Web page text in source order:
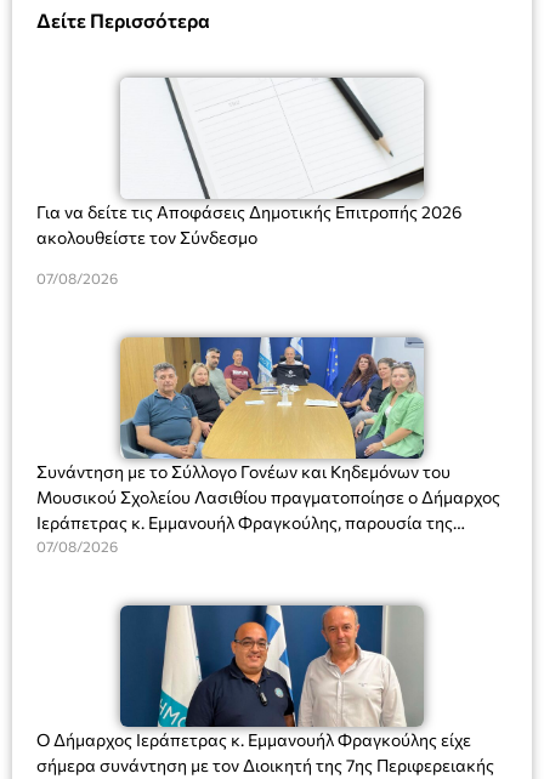
Δείτε Περισσότερα
Για να δείτε τις Αποφάσεις Δημοτικής Επιτροπής 2026
ακολουθείστε τον Σύνδεσμο
07/08/2026
Συνάντηση με το Σύλλογο Γονέων και Κηδεμόνων του
Μουσικού Σχολείου Λασιθίου πραγματοποίησε ο Δήμαρχος
Ιεράπετρας κ. Εμμανουήλ Φραγκούλης, παρουσία της
Διευθύντριας του σχολείου κας Μαριάννας Χαΐτα.
07/08/2026
Ο Δήμαρχος Ιεράπετρας κ. Εμμανουήλ Φραγκούλης είχε
σήμερα συνάντηση με τον Διοικητή της 7ης Περιφερειακής